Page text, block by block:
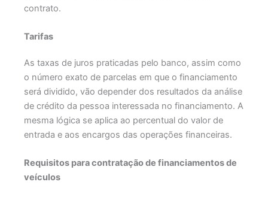
contrato.
Tarifas
As taxas de juros praticadas pelo banco, assim como
o número exato de parcelas em que o financiamento
será dividido, vão depender dos resultados da análise
de crédito da pessoa interessada no financiamento. A
mesma lógica se aplica ao percentual do valor de
entrada e aos encargos das operações financeiras.
Requisitos para contratação de financiamentos de
veículos